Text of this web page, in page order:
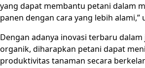
yang dapat membantu petani dalam
panen dengan cara yang lebih alami,”
Dengan adanya inovasi terbaru
organik, diharapkan petani dapat
produktivitas tanaman secara